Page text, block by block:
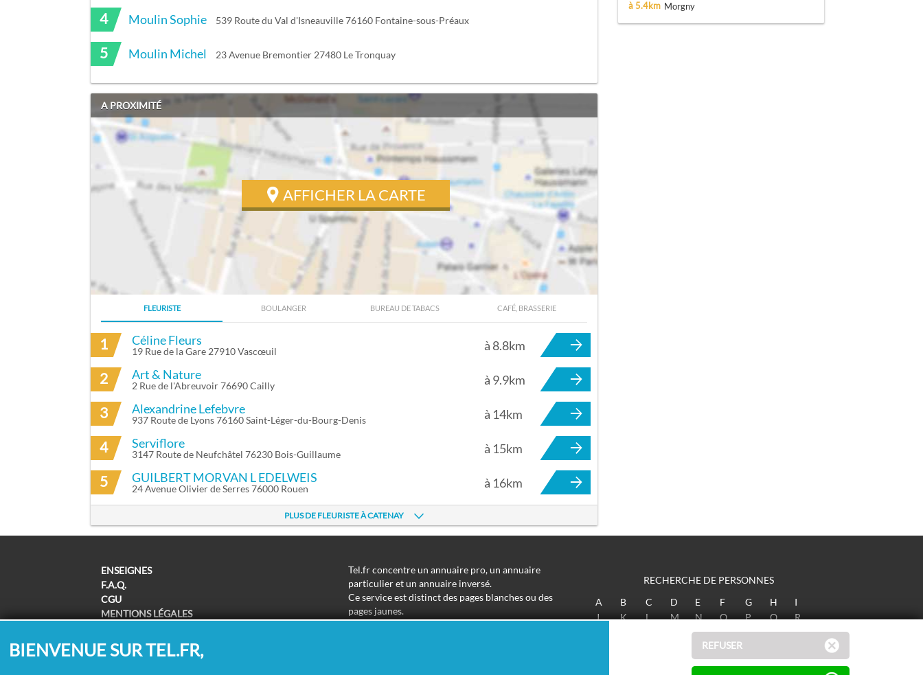
4 Moulin Sophie 539 Route du Val d'Isneauville 76160 Fontaine-sous-Préaux
5 Moulin Michel 23 Avenue Bremontier 27480 Le Tronquay
A PROXIMITÉ
AFFICHER LA CARTE
ITINÉRAIRE VERS MOULIN CHRISTELE À CATENAY
FLEURISTE BOULANGER BUREAU DE TABACS CAFÉ, BRASSERIE
1 Céline Fleurs
19 Rue de la Gare 27910 Vascœuil à 8.8km
2 Art & Nature
2 Rue de l'Abreuvoir 76690 Cailly à 9.9km
3 Alexandrine Lefebvre
937 Route de Lyons 76160 Saint-Léger-du-Bourg-Denis à 14km
4 Serviflore
3147 Route de Neufchâtel 76230 Bois-Guillaume à 15km
5 GUILBERT MORVAN L EDELWEIS
24 Avenue Olivier de Serres 76000 Rouen à 16km
PLUS DE FLEURISTE À CATENAY
à 5.4km Morgny
ENSEIGNES
F.A.Q.
CGU
MENTIONS LÉGALES
POLITIQUE DE COOKIES
MODIFIER MES CHOIX COOKIES
Tel.fr concentre un annuaire pro, un annuaire
particulier et un annuaire inversé.
Ce service est distinct des pages blanches ou des
pages jaunes.
Les informations utilisées peuvent donc varier en
RECHERCHE DE PERSONNES
A
B C D E F G H
I
J
K L M N O P Q
R
W X Y Z
BIENVENUE SUR TEL.FR, REFUSER